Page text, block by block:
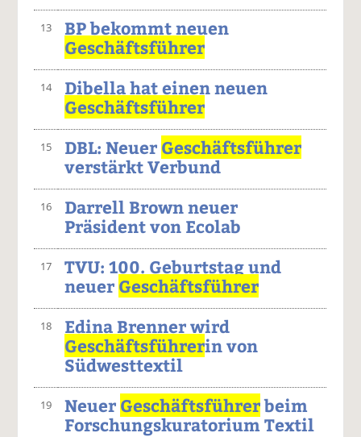
13
BP bekommt neuen
Geschäftsführer
14
Dibella hat einen neuen
Geschäftsführer
15 DBL: Neuer Geschäftsführer
verstärkt Verbund
16
Darrell Brown neuer
Präsident von Ecolab
17
TVU: 100. Geburtstag und
neuer Geschäftsführer
18
Edina Brenner wird
Geschäftsführerin von
Südwesttextil
19 Neuer Geschäftsführerbeim
Forschungskuratorium Textil